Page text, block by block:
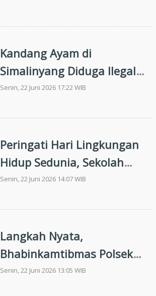
Kandang Ayam di
Simalinyang Diduga Ilegal
dan Langgar Aturan,
Senin, 22 Juni 2026 17:22 WIB
Peringati Hari Lingkungan
Hidup Sedunia, Sekolah
Alam Bakau di Siak Cetak
Senin, 22 Juni 2026 14:07 WIB
Langkah Nyata,
Bhabinkamtibmas Polsek
Kandis Bersama Petani
Senin, 22 Juni 2026 13:05 WIB